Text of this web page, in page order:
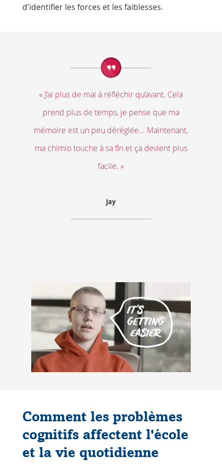
d'identifier les forces et les faiblesses.
« J’ai plus de mal à réfléchir qu’avant. Cela
prend plus de temps, je pense que ma
mémoire est un peu déréglée... Maintenant,
ma chimio touche à sa fin et ça devient plus
facile. »
Jay
Comment les problèmes
cognitifs affectent l'école
et la vie quotidienne